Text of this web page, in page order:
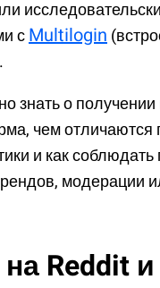
сMultilogin
знать о
чем
и как
модерации
Reddit